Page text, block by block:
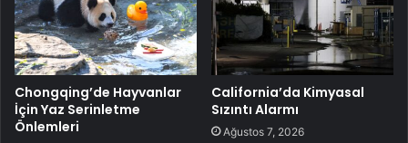
Chongqing’de Hayvanlar
İçin Yaz Serinletme
Önlemleri
California’da Kimyasal
Sızıntı Alarmı
Ağustos 7, 2026